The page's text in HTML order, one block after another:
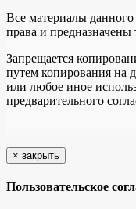
Все материалы данного
права и предназначены
Запрещается
путем копирования на
или любое иное
предварительного
× закрыть
Пользовательское